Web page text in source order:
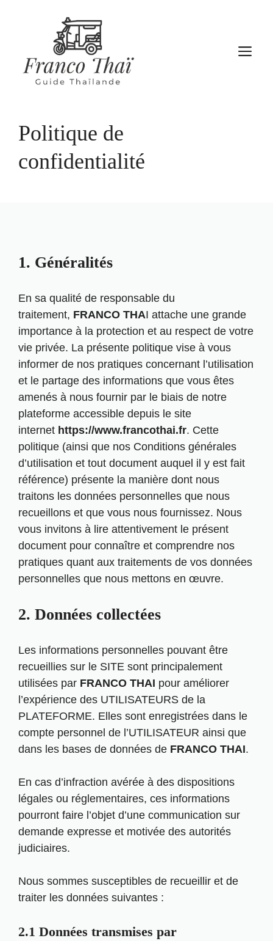
Politique de
confidentialité
1. Généralités
En sa qualité de responsable du
traitement, FRANCO THAI attache une grande
importance à la protection et au respect de votre
vie privée. La présente politique vise à vous
informer de nos pratiques concernant l’utilisation
et le partage des informations que vous êtes
amenés à nous fournir par le biais de notre
plateforme accessible depuis le site
internet https://www.francothai.fr. Cette
politique (ainsi que nos Conditions générales
d’utilisation et tout document auquel il y est fait
référence) présente la manière dont nous
traitons les données personnelles que nous
recueillons et que vous nous fournissez. Nous
vous invitons à lire attentivement le présent
document pour connaître et comprendre nos
pratiques quant aux traitements de vos données
personnelles que nous mettons en œuvre.
2. Données collectées
Les informations personnelles pouvant être
recueillies sur le SITE sont principalement
utilisées par FRANCO THAI pour améliorer
l’expérience des UTILISATEURS de la
PLATEFORME. Elles sont enregistrées dans le
compte personnel de l’UTILISATEUR ainsi que
dans les bases de données de FRANCO THAI.
En cas d’infraction avérée à des dispositions
légales ou réglementaires, ces informations
pourront faire l’objet d’une communication sur
demande expresse et motivée des autorités
judiciaires.
Nous sommes susceptibles de recueillir et de
traiter les données suivantes :
2.1 Données transmises par